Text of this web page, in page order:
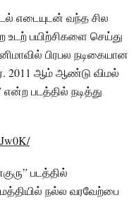
எடையுடன் வந்த சில
உடற் பயிற்சிகளை செய்து
பிரபல நடிகையான
2011 ஆம் ஆண்டு விமல்
படத்தில் நடித்து
படத்தில்
மத்தியில் நல்ல வரவேற்பை